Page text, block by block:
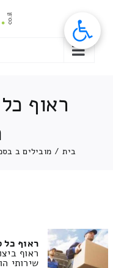
ראוף
בית / מובילים ב
ראוף כל
ראוף
שירותי